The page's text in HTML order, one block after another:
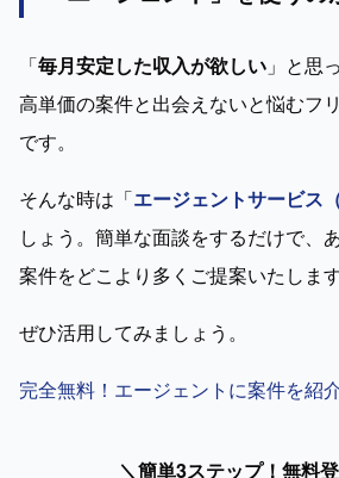
「毎月安定した収入が欲しい 」と思
高単価の案件と出会えないと悩むフ
です。
そんな時は「エージェントサービス
しょう。簡単な面談をするだけで、
案件をどこより多くご提案いたします
ぜひ活用してみましょう。
完全無料！エージェントに案件を紹
＼簡単3ステップ！無料